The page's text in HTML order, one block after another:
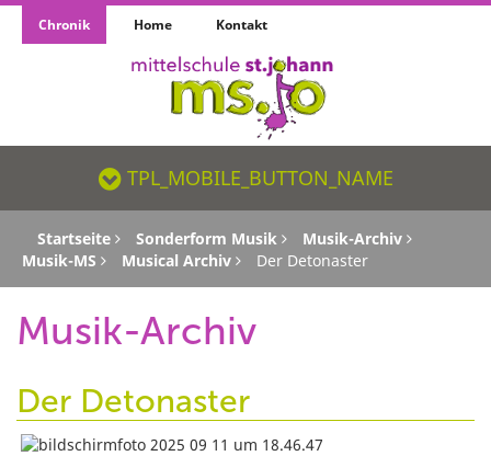
Chronik Home Kontakt
TPL_MOBILE_BUTTON_NAME_SR
TPL_MOBILE_BUTTON_NAME
Startseite Sonderform Musik
Musik-Archiv
Musik-MS
Musical Archiv Der Detonaster
Musik-Archiv
Der Detonaster